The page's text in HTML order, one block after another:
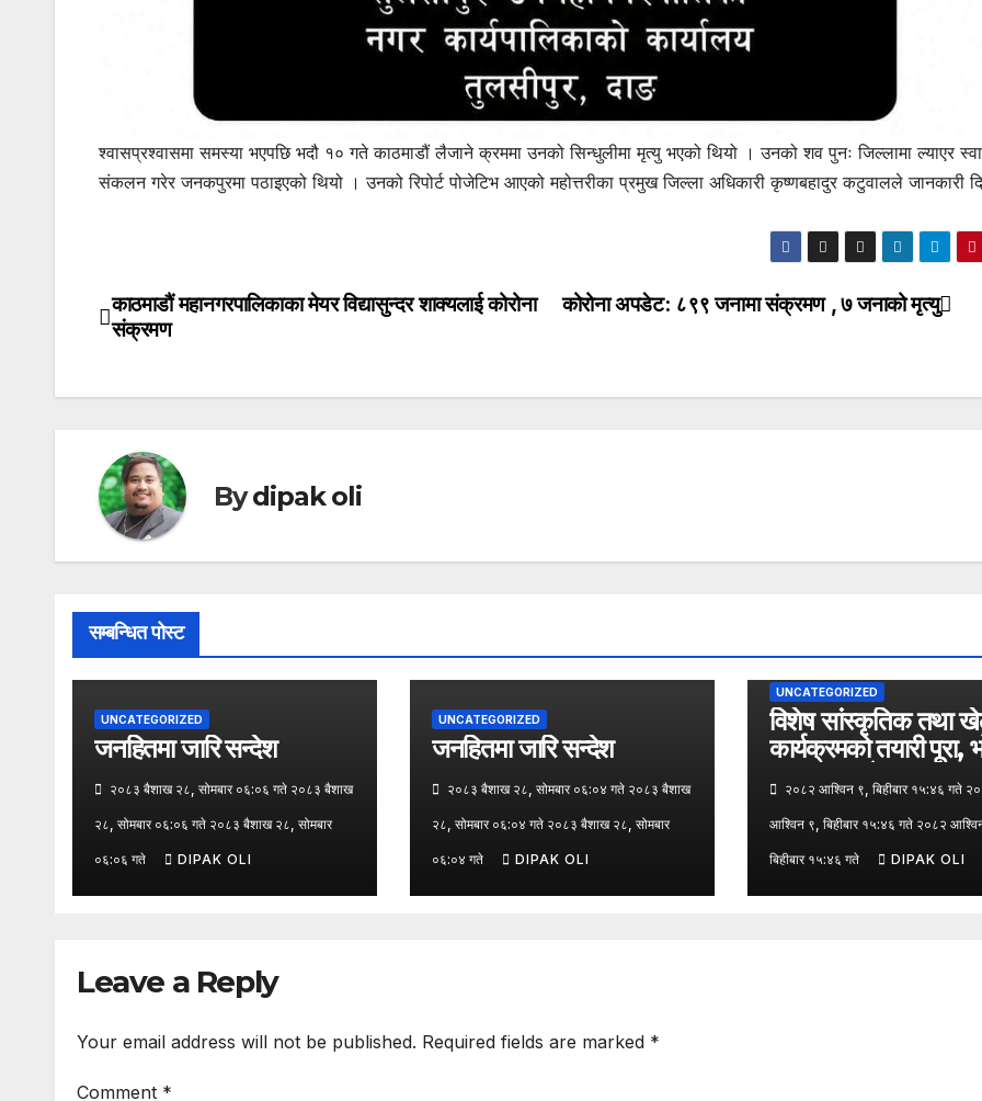
श्वासप्रश्वासमा समस्या भएपछि भदौ १० गते काठमाडौं लैजाने क्रममा उनको सिन्धुलीमा मृत्यु भएको थियो । उनको शव पुनः जिल्लामा ल्याएर
संकलन गरेर जनकपुरमा पठाइएको थियो । उनको रिपोर्ट पोजेटिभ आएको महोत्तरीका प्रमुख जिल्ला अधिकारी कृष्णबहादुर कटुवालले जानकारी
Post
कोरोना अपडेट: ८९९ जनामा संक्रमण , ७ जनाको मृत्यु
काठमाडौं महानगरपालिकाका मेयर विद्यासुन्दर शाक्यलाई कोरोना
संक्रमण
Bydipak oli
सम्बन्धित पोस्ट
UNCATEGORIZED
जनहितमा जारि सन्देश
२०८३ बैशाख २८, सोमबार ०६:०६ गते २०८३ बैशाख
२८, सोमबार ०६:०६ गते २०८३ बैशाख २८, सोमबार
०६:०६ गते DIPAK OLI
UNCATEGORIZED
जनहितमा जारि सन्देश
२०८३ बैशाख २८, सोमबार ०६:०४ गते २०८३ बैशाख
२८, सोमबार ०६:०४ गते २०८३ बैशाख २८, सोमबार
०६:०४ गते DIPAK OLI
UNCATEGORIZED
विशेष सांस्कृतिक तथा
कार्यक्रमको तयारी पूरा,
पत्रकार सम्मेलन
२०८२ आश्विन ९, बिहीबार १५:४६ गते
आश्विन ९, बिहीबार १५:४६ गते २०८२
बिहीबार १५:४६ गते DIPAK OLI
Leave a Reply
Your email address will not be published. Required fields are marked *
Comment *